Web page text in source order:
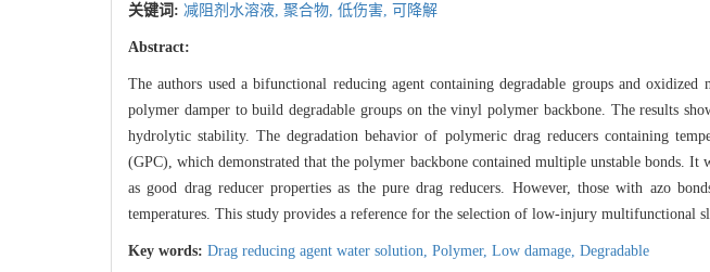
关键词: 减阻剂水溶液, 聚合物, 低伤害, 可降解
Abstract:
The authors used a bifunctional reducing agent containing degradable groups and
polymer damper to build degradable groups on the vinyl polymer backbone. The results
hydrolytic stability. The degradation behavior of polymeric drag reducers containing
(GPC), which demonstrated that the polymer backbone contained multiple unstable bonds.
as good drag reducer properties as the pure drag reducers. However, those with azo
temperatures. This study provides a reference for the selection of low-injury multifunctional
Key words: Drag reducing agent water solution, Polymer, Low damage, Degradable